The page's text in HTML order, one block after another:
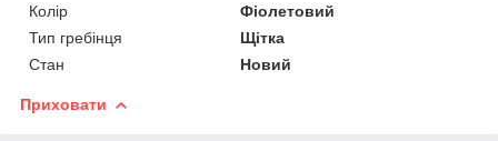
Колір
Фіолетовий
Тип гребінця
Щітка
Стан
Новий
Приховати